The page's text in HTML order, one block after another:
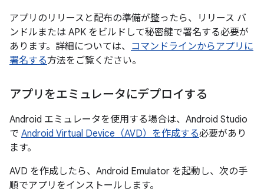
アプリのリリースと配布の準備が整ったら、リリース バ
ンドルまたは APK をビルドして秘密鍵で署名する必要が
あります。詳細については、 コマンドラインからアプリに
署名する方法をご覧ください。
アプリをエミュレータにデプロイする
Android エミュレータを使用する場合は、Android Studio
で Android Virtual Device（AVD）を作成する必要があり
ます。
AVD を作成したら、Android Emulator を起動し、次の手
順でアプリをインストールします。